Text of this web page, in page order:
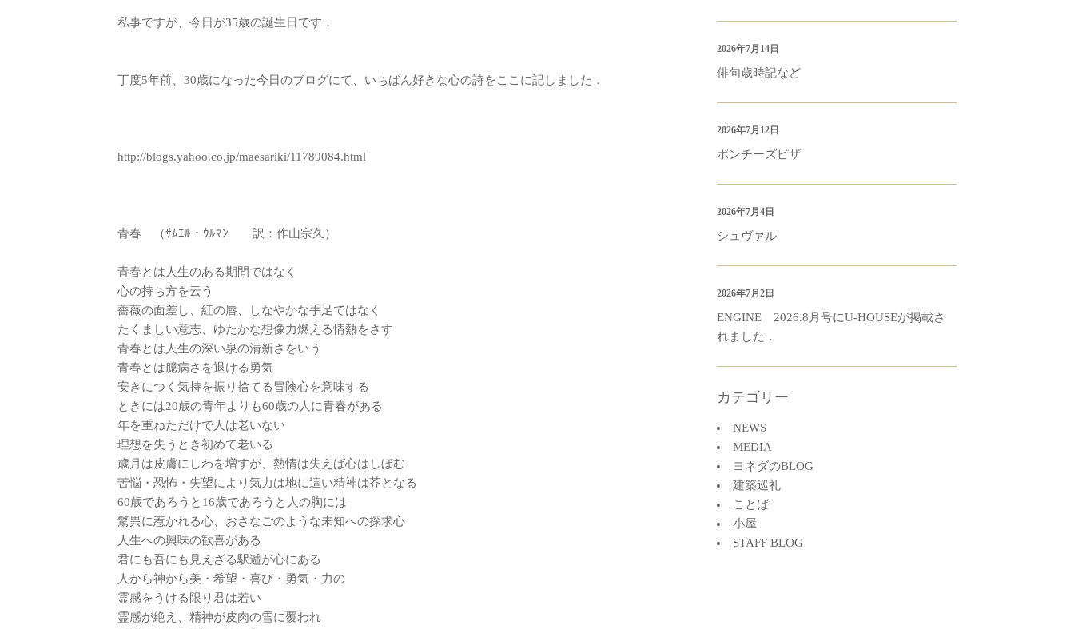
私事ですが、今日が35歳の誕生日です．
丁度5年前、30歳になった今日のブログにて、いちばん好きな心の詩をここに記しました．
http://blogs.yahoo.co.jp/maesariki/11789084.html
青春 （ｻﾑｴﾙ・ｳﾙﾏﾝ 訳：作山宗久）
青春とは人生のある期間ではなく
心の持ち方を云う
薔薇の面差し、紅の唇、しなやかな手足ではなく
たくましい意志、ゆたかな想像力燃える情熱をさす
青春とは人生の深い泉の清新さをいう
青春とは臆病さを退ける勇気
安きにつく気持を振り捨てる冒険心を意味する
ときには20歳の青年よりも60歳の人に青春がある
年を重ねただけで人は老いない
理想を失うとき初めて老いる
歳月は皮膚にしわを増すが、熱情は失えば心はしぼむ
苦悩・恐怖・失望により気力は地に這い精神は芥となる
60歳であろうと16歳であろうと人の胸には
驚異に惹かれる心、おさなごのような未知への探求心
人生への興味の歓喜がある
君にも吾にも見えざる駅逓が心にある
人から神から美・希望・喜び・勇気・力の
霊感をうける限り君は若い
霊感が絶え、精神が皮肉の雪に覆われ
俳句歳時記など
2026年7月14日
ポンチーズピザ
2026年7月12日
シュヴァル
2026年7月4日
ENGINE 2026.8月号にU-HOUSEが掲載さ
れました．
2026年7月2日
カテゴリー
NEWS
MEDIA
ヨネダのBLOG
建築巡礼
ことば
小屋
STAFF BLOG